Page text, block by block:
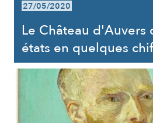
27/05/2020
Le Château d'Auvers
états en quelques